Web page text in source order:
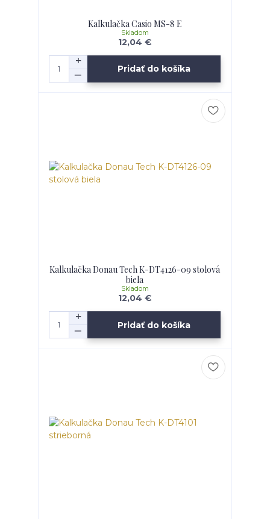
Kalkulačka Casio MS-8 E
12,04 €
Skladom
Pridať do košíka
Kalkulačka Donau Tech K-DT4126-09 stolová
biela
12,04 €
Skladom
Pridať do košíka